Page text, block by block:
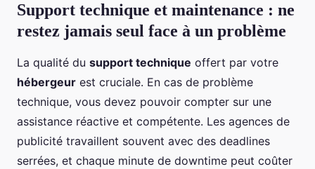
Support technique et maintenance : ne
restez jamais seul face à un problème
La qualité du support technique offert par votre
hébergeur est cruciale. En cas de problème
technique, vous devez pouvoir compter sur une
assistance réactive et compétente. Les agences de
publicité travaillent souvent avec des deadlines
serrées, et chaque minute de downtime peut coûter